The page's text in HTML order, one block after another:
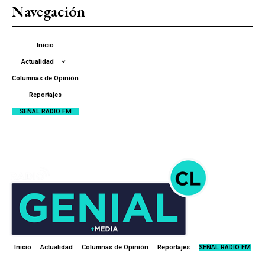
Navegación
Inicio
Actualidad
Columnas de Opinión
Reportajes
SEÑAL RADIO FM
Inicio Actualidad Columnas de Opinión Reportajes SEÑAL RADIO FM